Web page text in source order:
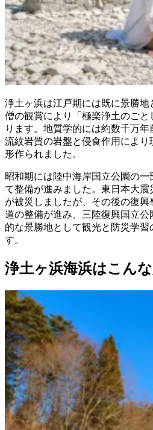
浄土ヶ浜は江戸期には既に景勝地
僧の観賞により「極楽浄土のご
ります。地質学的には約数千万
流紋岩質の岩盤と侵食作用によ
形作られました。
昭和期には陸中海岸国立公園の
て整備が進みました。東日本大震
が被災しましたが、その後の復
道の整備が進み、三陸復興国立
的な景勝地として観光と防災学習
す。
浄土ヶ浜海浜はこん